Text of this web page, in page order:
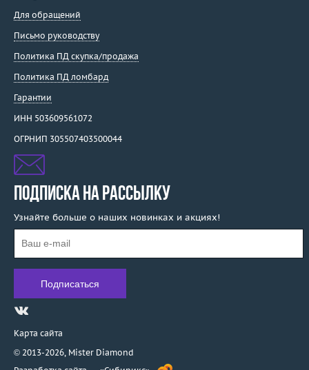
Для обращений
Письмо руководству
Политика ПД скупка/продажа
Политика ПД ломбард
Гарантии
ИНН 503609561072
ОГРНИП 305507403500044
ПОДПИСКА НА РАССЫЛКУ
Узнайте больше о наших новинках и акциях!
Карта сайта
© 2013-2026, Mister Diamond